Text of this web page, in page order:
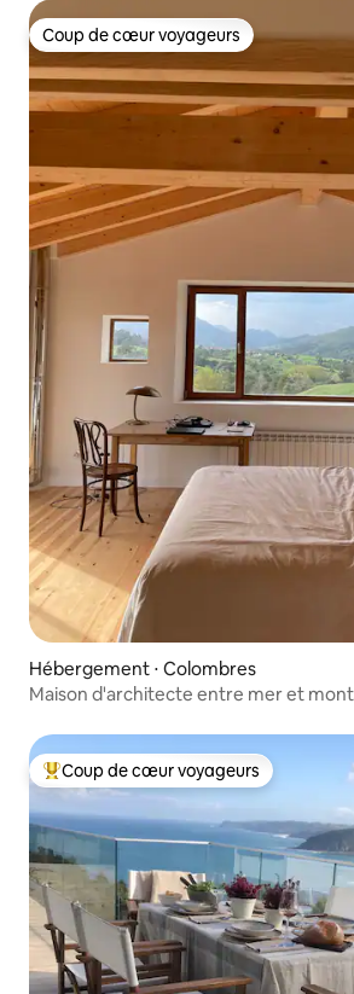
Coup de cœur voyageurs
Coup de cœur voyageurs
Hébergement ⋅ Colombres
Maison d'architecte entre mer et
Coups de cœur voyageurs les plus
Coup de cœur voyageurs